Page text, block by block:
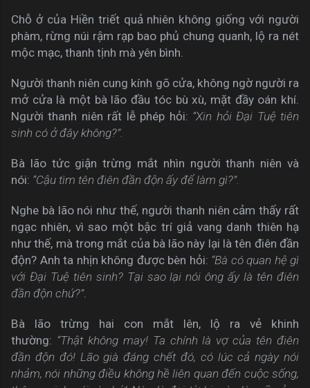
Chỗ ở của Hiền triết quả nhiên không giống với người
phàm, rừng núi rậm rạp bao phủ chung quanh, lộ ra nét
mộc mạc, thanh tịnh mà yên bình.
Người thanh niên cung kính gõ cửa, không ngờ người ra
mở cửa là một bà lão đầu tóc bù xù, mặt đầy oán khí.
Người thanh niên rất lễ phép hỏi: “Xin hỏi Đại Tuệ tiên
sinh có ở đây không?”.
Bà lão tức giận trừng mắt nhìn người thanh niên và
nói: “Cậu tìm tên điên đần độn ấy để làm gì?”.
Nghe bà lão nói như thế, người thanh niên cảm thấy rất
ngạc nhiên, vì sao một bậc trí giả vang danh thiên hạ
như thế, mà trong mắt của bà lão này lại là tên điên đần
độn? Anh ta nhịn không được bèn hỏi: “Bà có quan hệ gì
với Đại Tuệ tiên sinh? Tại sao lại nói ông ấy là tên điên
đần độn chứ?”.
Bà lão trừng hai con mắt lên, lộ ra vẻ khinh
thường: “Thật không may! Ta chính là vợ của tên điên
đần độn đó! Lão già đáng chết đó, có lúc cả ngày nói
nhảm, nói những điều không hề liên quan đến cuộc sống,